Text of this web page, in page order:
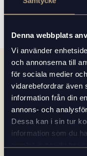
Denna webbplats
Vi använder
och annonserna till
för sociala medier
vidarebefordrar även
information från din
annons- och
Dessa kan i sin tur
information som du
Vill du
med
så